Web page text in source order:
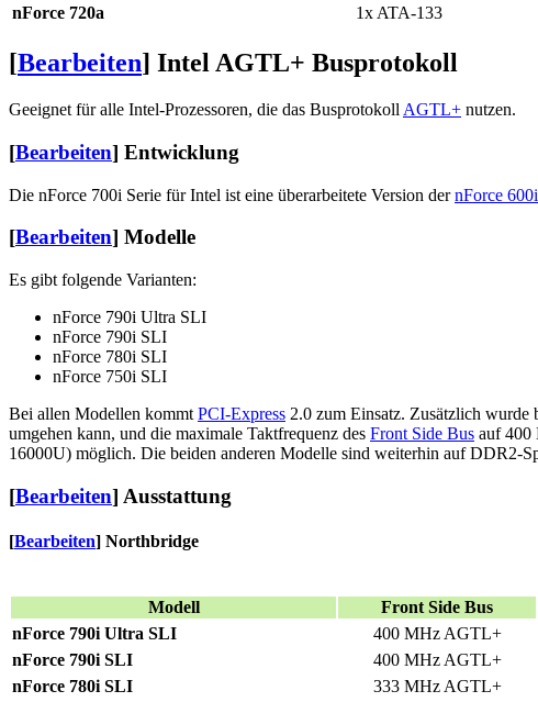
nForce 720a
1x ATA-133
[Bearbeiten] Intel AGTL+ Busprotokoll
Geeignet für alle Intel-Prozessoren, die das Busprotokoll AGTL+ nutzen.
[Bearbeiten] Entwicklung
Die nForce 700i Serie für Intel ist eine überarbeitete Version dernForce
[Bearbeiten] Modelle
Es gibt folgende Varianten:
nForce 790i Ultra SLI
nForce 790i SLI
nForce 780i SLI
nForce 750i SLI
Bei allen Modellen kommt PCI-Express 2.0 zum Einsatz. Zusätzlich wurde
umgehen kann, und die maximale Taktfrequenz des Front Side Bus auf 400
16000U) möglich. Die beiden anderen Modelle sind weiterhin auf DDR2-
[Bearbeiten] Ausstattung
[Bearbeiten] Northbridge
Modell
Front Side Bus
nForce 790i Ultra SLI
400 MHz AGTL+
nForce 790i SLI 400 MHz AGTL+
nForce 780i SLI
333 MHz AGTL+